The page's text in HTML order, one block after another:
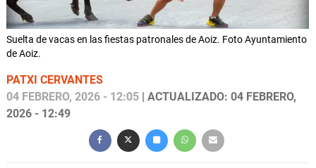
Suelta de vacas en las fiestas patronales de Aoiz. Foto Ayuntamiento
de Aoiz.
PATXI CERVANTES
04 FEBRERO, 2026 - 12:05 | ACTUALIZADO: 04 FEBRERO,
2026 - 12:49